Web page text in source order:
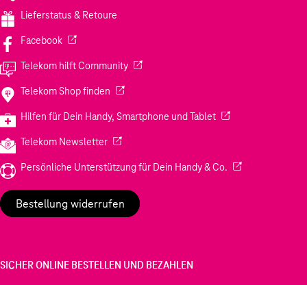
Lieferstatus & Retoure
Facebook(Wird in einem neuen Tab geöffnet)
Telekom hilft Community(Wird in einem neuen Tab geöffnet)
Telekom Shop finden (Wird in einem neuen Tab geöffnet)
Hilfen für Dein Handy, Smartphone und Tablet(Wird in einem
Telekom Newsletter(Wird in einem neuen Tab geöffnet)
Persönliche Unterstützung für Dein Handy & Co. (Wird in einem
Bestellung widerrufen
SICHER ONLINE BESTELLEN UND BEZAHLEN